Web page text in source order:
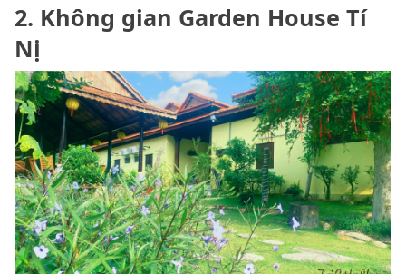
2. Không gian Garden House Tí
Nị